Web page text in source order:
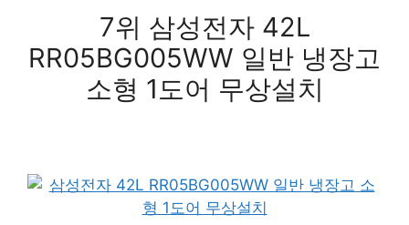
7위 삼성전자 42L
RR05BG005WW 일반 냉장고
소형 1도어 무상설치